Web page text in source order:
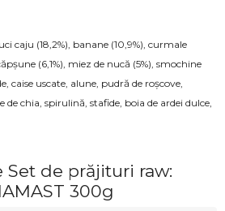
caju (18,2%), banane (10,9%), curmale
(6,1%), miez de nucă (5%), smochine
caise uscate, alune, pudră de roșcove,
de chia, spirulină, stafide, boia de ardei dulce,
Set de prăjituri raw:
300g